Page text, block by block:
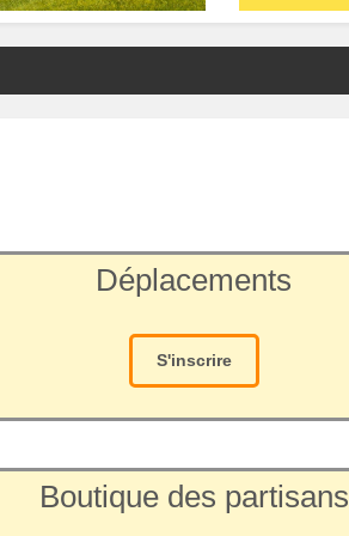
Déplacements
S'inscrire
Boutique des partisans